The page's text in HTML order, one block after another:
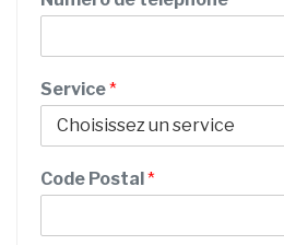
Service*
Code Postal*